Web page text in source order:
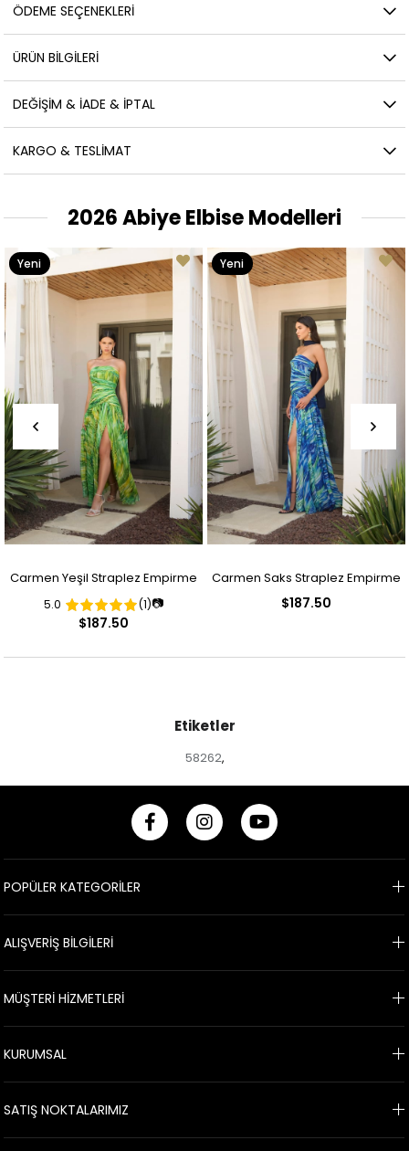
ÖDEME SEÇENEKLERI
ÜRÜN BILGILERI
DEĞIŞIM & İADE & İPTAL
KARGO & TESLIMAT
2026 Abiye Elbise Modelleri
Carmen Yeşil Straplez Empirme
Desenli Abiye Elbise
5.0 (1)📷
$187.50
Yeni
Ürün
Carmen Saks Straplez Empirme
$187.50
Yeni
Ürün
Etiketler
58262,
POPÜLER KATEGORİLER
ALIŞVERİŞ BİLGİLERİ
MÜŞTERİ HİZMETLERİ
KURUMSAL
SATIŞ NOKTALARIMIZ